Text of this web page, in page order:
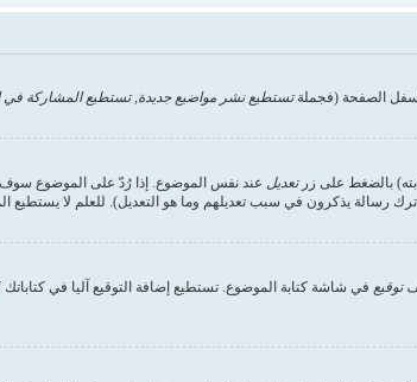
الصفحة (فجملةتستطيع نشر مواضيع جديدة, تستطيع المشاركة في
بالضغط على زرتعديل عند نفس الموضوع. إذا رُدّ على الموضوع
يذكرون في سبب تعديلهم وما هو التعديل). للعلم لا يستطيع
توقيع في شاشة كتابة الموضوع. تستطيع إضافة التوقيع آليا في